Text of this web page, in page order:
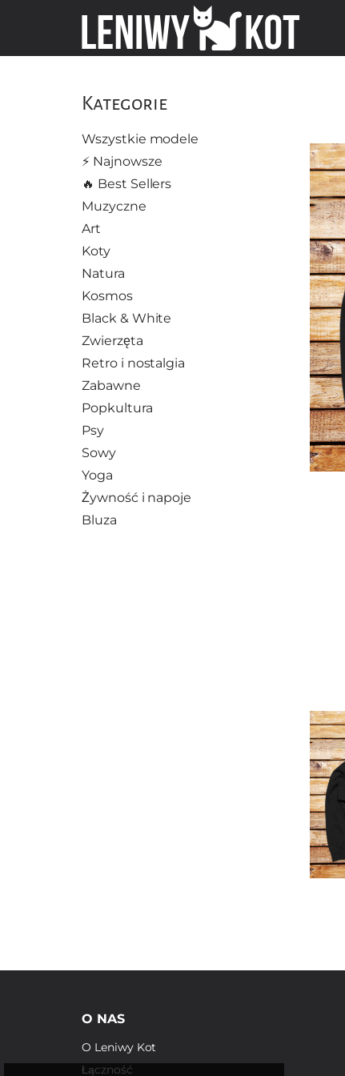
Kategorie
Wszystkie modele
⚡️ Najnowsze
🔥 Best Sellers
Muzyczne
Art
Koty
Natura
Kosmos
Black & White
Zwierzęta
Retro i nostalgia
Zabawne
Popkultura
Psy
Sowy
Yoga
Żywność i napoje
Bluza
O NAS
O Leniwy Kot
Łączność